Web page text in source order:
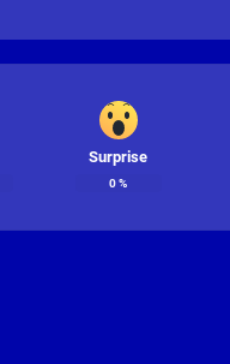
Surprise
0%